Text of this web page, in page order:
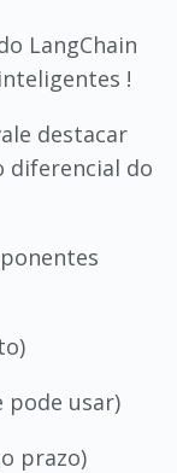
LangChain
!
destacar
diferencial do
pode usar)
prazo)